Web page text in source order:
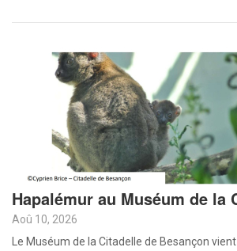
Hapalémur au Muséum de la
Aoû 10, 2026
Le Muséum de la Citadelle de Besançon